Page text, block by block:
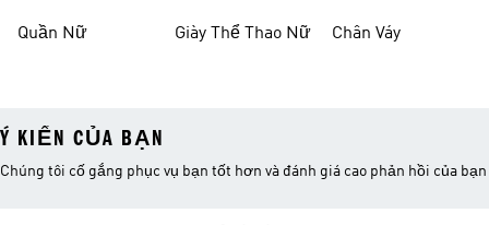
Quần Nữ Giày Thể Thao Nữ Chân Váy
Ý KIẾN CỦA BẠN
Chúng tôi cố gắng phục vụ bạn tốt hơn và đánh giá cao phản hồi của bạn